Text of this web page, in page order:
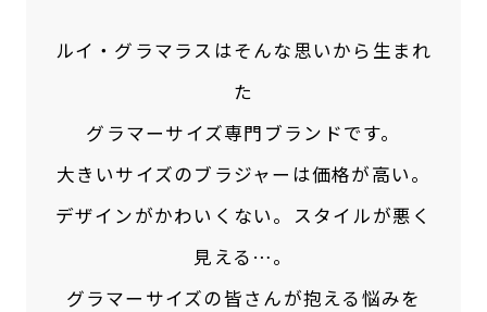
ルイ・グラマラスはそんな思いから生まれ
た
グラマーサイズ専門ブランドです。
大きいサイズのブラジャーは価格が高い。
デザインがかわいくない。スタイルが悪く
見える…。
グラマーサイズの皆さんが抱える悩みを